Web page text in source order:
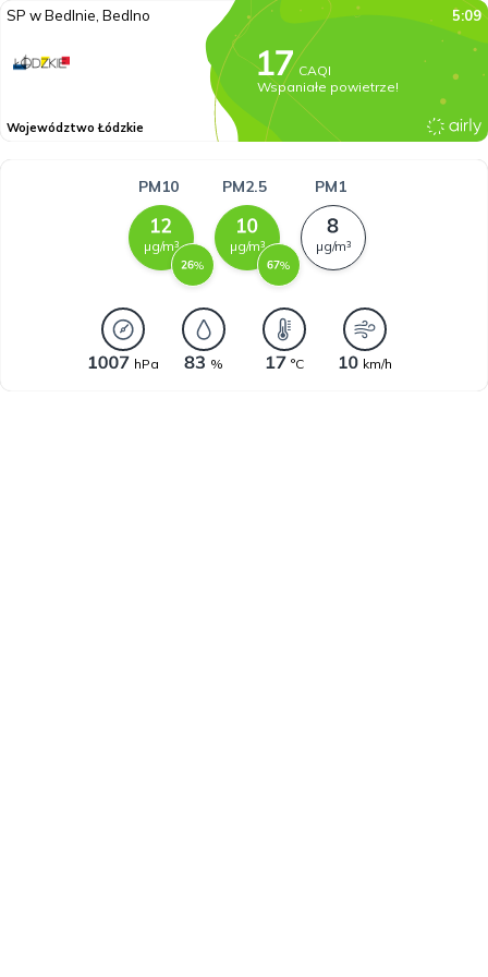
SP w Bedlnie, Bedlno 5:09
CAQI
Wspaniałe powietrze!
Województwo Łódzkie
PM10
µg/m³
%
PM2.5
µg/m³
%
PM1
µg/m³
hPa % °C km/h